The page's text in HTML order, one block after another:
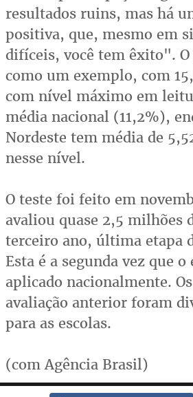
resultados ruins, mas há
positiva, que, mesmo em
difíceis, você tem êxito". O
como um exemplo, com
com nível máximo em
média nacional (11,2%),
Nordeste tem média de
nesse nível.
O teste foi feito em
avaliou quase 2,5 milhões
terceiro ano, última etapa
Esta é a segunda vez que o
aplicado nacionalmente.
avaliação anterior foram
para as escolas.
(com Agência Brasil)